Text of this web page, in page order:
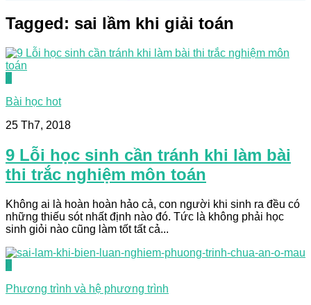
Tagged: sai lầm khi giải toán
Bài học hot
25 Th7, 2018
9 Lỗi học sinh cần tránh khi làm bài
thi trắc nghiệm môn toán
Không ai là hoàn hoàn hảo cả, con người khi sinh ra đều có
những thiếu sót nhất định nào đó. Tức là không phải học
sinh giỏi nào cũng làm tốt tất cả...
Phương trình và hệ phương trình